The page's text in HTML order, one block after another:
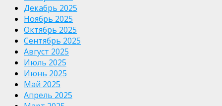
Декабрь 2025
Ноябрь 2025
Октябрь 2025
Сентябрь 2025
Август 2025
Июль 2025
Июнь 2025
Май 2025
Апрель 2025